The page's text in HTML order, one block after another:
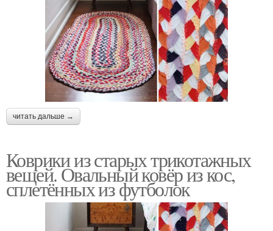
читать дальше →
Коврики из старых трикотажных
вещей. Овальный ковёр из кос,
сплетённых из футболок